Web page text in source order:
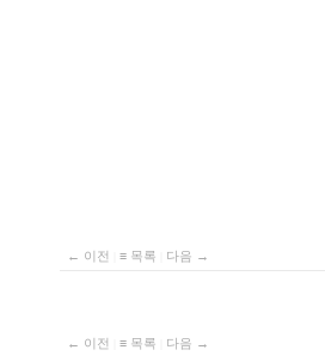
← 이전 ≡ 목록 다음 →
← 이전 ≡ 목록 다음 →